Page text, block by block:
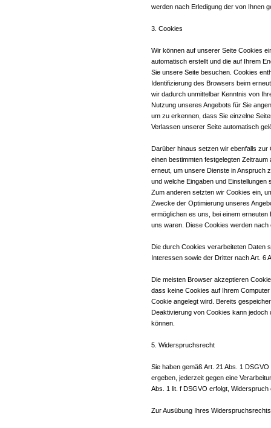
werden nach Erledigung der von Ihnen
3. Cookies
Wir können auf unserer Seite Cookies
automatisch erstellt und die auf Ihrem
Sie unsere Seite besuchen. Cookies
Identifizierung des Browsers beim
wir dadurch unmittelbar Kenntnis von
Nutzung unseres Angebots für Sie
um zu erkennen, dass Sie einzelne
Verlassen unserer Seite automatisch
Darüber hinaus setzen wir ebenfalls
einen bestimmten festgelegten
erneut, um unsere Dienste in Anspruch
und welche Eingaben und
Zum anderen setzten wir Cookies ein,
Zwecke der Optimierung unseres
ermöglichen es uns, bei einem
uns waren. Diese Cookies werden
Die durch Cookies verarbeiteten Daten
Interessen sowie der Dritter nach Art. 6
Die meisten Browser akzeptieren
dass keine Cookies auf Ihrem
Cookie angelegt wird. Bereits
Deaktivierung von Cookies kann
können.
5. Widerspruchsrecht
Sie haben gemäß Art. 21 Abs. 1
ergeben, jederzeit gegen eine
Abs. 1 lit. f DSGVO erfolgt, Widerspruch
Zur Ausübung Ihres